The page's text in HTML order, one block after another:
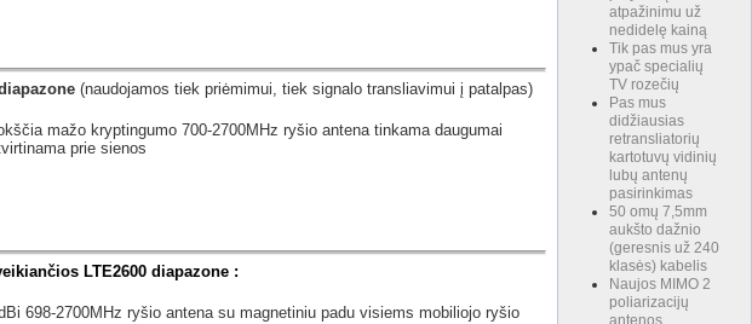
(naudojamos tiek priėmimui, tiek signalo transliavimui į patalpas)
mažo kryptingumo 700-2700MHz ryšio antena tinkama daugumai
prie sienos
LTE2600 diapazone :
698-2700MHz ryšio antena su magnetiniu padu visiems mobiliojo ryšio
atpažinimu už
nedidelę kainą
Tik pas mus yra
ypač specialių
TV rozečių
Pas mus
didžiausias
retransliatorių
kartotuvų vidinių
lubų antenų
pasirinkimas
50 omų 7,5mm
aukšto dažnio
(geresnis už 240
klasės) kabelis
Naujos MIMO 2
poliarizacijų
antenos